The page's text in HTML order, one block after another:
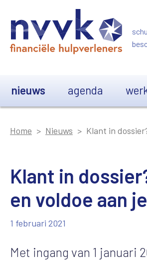
nieuws agenda
Home Nieuws Klant in
Klant in
en voldoe aan
1 februari 2021
Met ingang van 1 januari